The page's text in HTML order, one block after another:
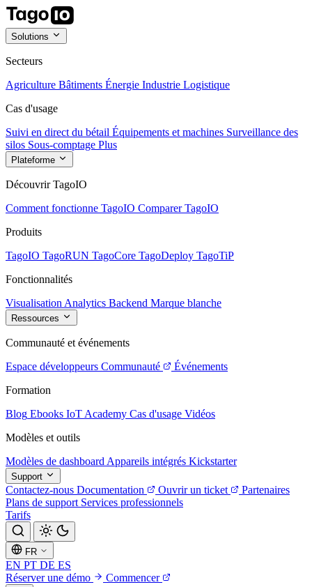
Solutions
Secteurs
Agriculture Bâtiments Énergie Industrie Logistique
Cas d'usage
Suivi en direct du bétail Équipements et machines Surveillance des
silos Sous-comptage Plus
Plateforme
Découvrir TagoIO
Comment fonctionne TagoIO Comparer TagoIO
Produits
TagoIO TagoRUN TagoCore TagoDeploy TagoTiP
Fonctionnalités
Visualisation Analytics Backend Marque blanche
Ressources
Communauté et événements
Espace développeurs Communauté
Événements
Formation
Blog Ebooks IoT Academy Cas d'usage Vidéos
Modèles et outils
Modèles de dashboard Appareils intégrés Kickstarter
Support
Contactez-nous Documentation Ouvrir un ticket
Partenaires
Plans de support Services professionnels
Tarifs
FR
EN PT DE ES
Réserver une démo
Commencer